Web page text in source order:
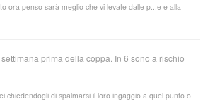
ora penso sarà meglio che vi levate dalle p...e e alla
prima della coppa. In 6 sono a rischio
chiedendogli di spalmarsi il loro ingaggio a quel punto o